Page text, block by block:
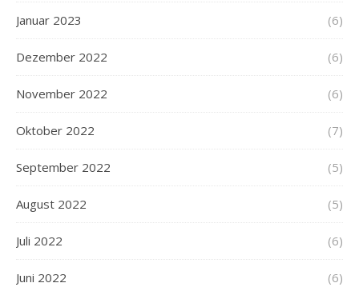
Januar 2023 (6)
Dezember 2022 (6)
November 2022 (6)
Oktober 2022 (7)
September 2022 (5)
August 2022 (5)
Juli 2022 (6)
Juni 2022 (6)